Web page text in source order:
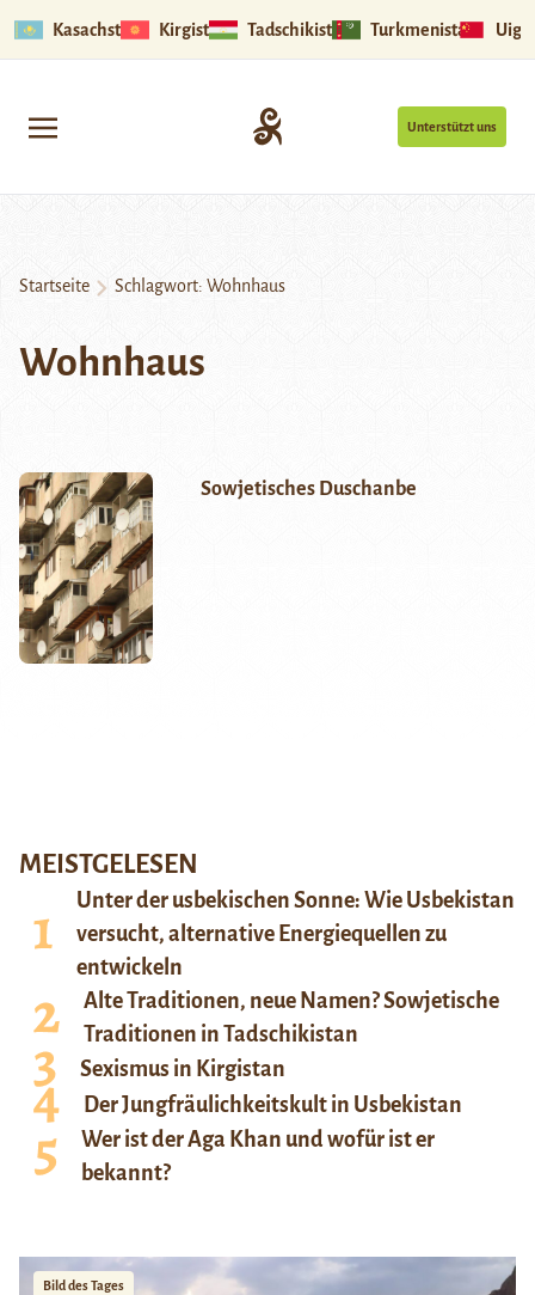
Kasachstan Kirgistan Tadschikistan Turkmenistan
Unterstützt uns
Startseite Schlagwort: Wohnhaus
Wohnhaus
Sowjetisches Duschanbe
MEISTGELESEN
Unter der usbekischen Sonne: Wie Usbekistan
versucht, alternative Energiequellen zu
entwickeln
Alte Traditionen, neue Namen? Sowjetische
Traditionen in Tadschikistan
Sexismus in Kirgistan
Der Jungfräulichkeitskult in Usbekistan
Wer ist der Aga Khan und wofür ist er
bekannt?
Bild des Tages